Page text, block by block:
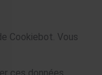
Cookiebot. Vous